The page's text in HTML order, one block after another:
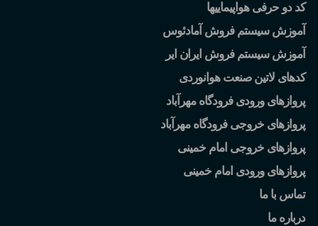
کد دو حرفی هواپیماییها
آموزش سیستم فروش آمادئوس
آموزش سیستم فروش ایران ایر
کدهای لاتین صنعت هوانوردی
پروازهای ورودی فرودگاه مهرآباد
پروازهای خروجی فرودگاه مهرآباد
پروازهای خروجی امام خمینی
پروازهای ورودی امام خمینی
تماس با ما
درباره ما